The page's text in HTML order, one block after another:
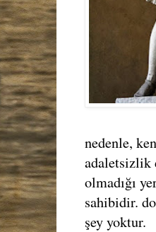
nedenle,
adaletsizlik
olmadığı
sahibidir.
şey yoktur.